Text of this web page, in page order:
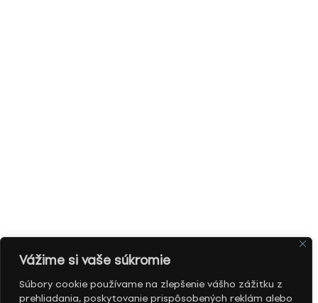
Vážime si vaše súkromie
Súbory cookie používame na zlepšenie vášho zážitku z
prehliadania, poskytovanie prispôsobených reklám alebo